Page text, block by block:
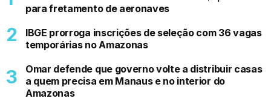
para fretamento de aeronaves
IBGE prorroga inscrições de seleção com 36 vagas
temporárias no Amazonas
Omar defende que governo volte a distribuir casas
a quem precisa em Manaus e no interior do
Amazonas